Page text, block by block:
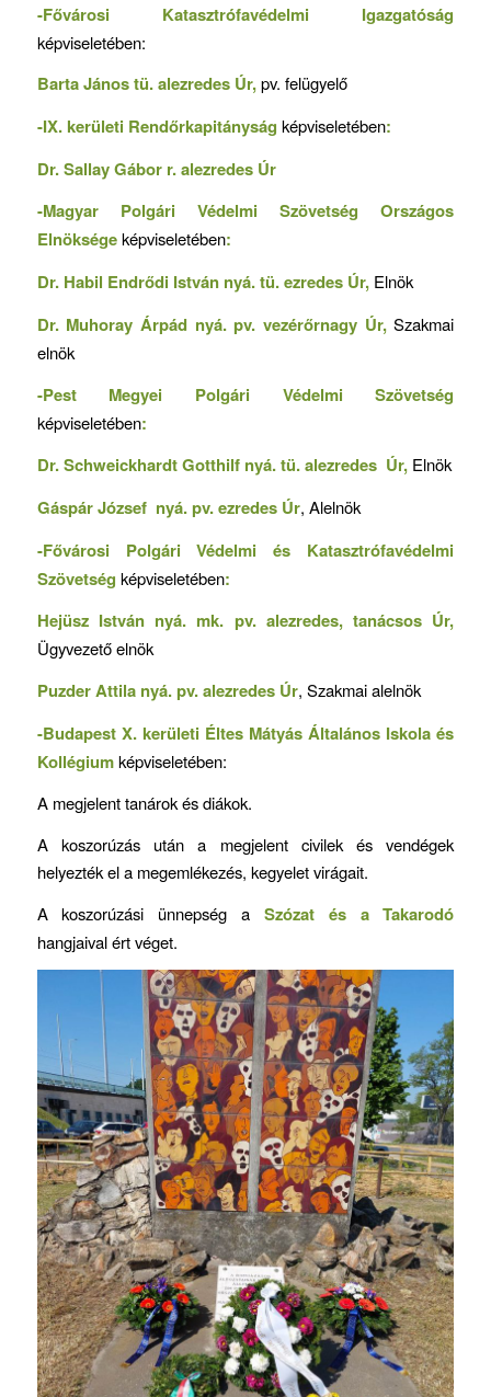
-Fővárosi Katasztrófavédelmi Igazgatóság
képviseletében:
Barta János tü. alezredes Úr,pv. felügyelő
-IX. kerületi Rendőrkapitányság képviseletében:
Dr. Sallay Gábor r. alezredes Úr
-Magyar Polgári Védelmi Szövetség Országos
Elnökségeképviseletében:
Dr. Habil Endrődi István nyá. tü. ezredes Úr, Elnök
Dr. Muhoray Árpád nyá. pv. vezérőrnagy Úr,Szakmai
elnök
-Pest Megyei Polgári Védelmi Szövetség
képviseletében:
Dr. Schweickhardt Gotthilf nyá. tü. alezredesÚr, Elnök
Gáspár József nyá. pv. ezredes Úr, Alelnök
-Fővárosi Polgári Védelmi és Katasztrófavédelmi
Szövetség képviseletében:
Hejüsz István nyá. mk. pv. alezredes, tanácsos Úr,
Ügyvezető elnök
Puzder Attila nyá. pv. alezredes Úr, Szakmai alelnök
-Budapest X. kerületi Éltes Mátyás Általános Iskola és
Kollégiumképviseletében:
A megjelent tanárok és diákok.
A koszorúzás után a megjelent civilek és vendégek
helyezték el a megemlékezés, kegyelet virágait.
A koszorúzási ünnepség a Szózat és a Takarodó
hangjaival ért véget.